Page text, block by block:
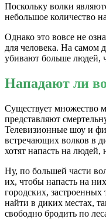
Поскольку волки
небольшое количество
Однако это вовсе не
для человека. На самом
убивают больше людей,
Нападают ли
Существует множество
представляют
Телевизионные шоу и
встречающих волков в
хотят напасть на людей,
Ну, по большей части
их, чтобы напасть на
городских,
найти в диких местах,
свободно бродить по